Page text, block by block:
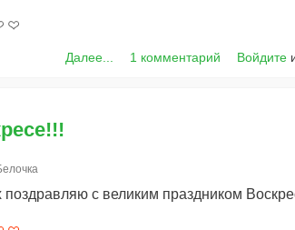
Далее... 1 комментарий Войдите
с великим праздником